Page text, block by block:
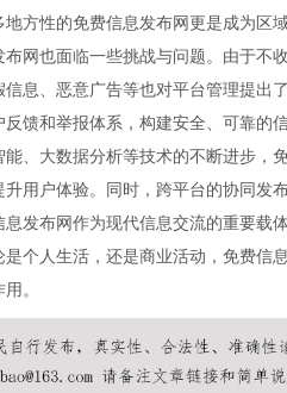
地方性的免费信息发布网更是成为区
布网也面临一些挑战与问题。由于不
信息、恶意广告等也对平台管理提出
反馈和举报体系，构建安全、可靠的
能、大数据分析等技术的不断进步，
升用户体验。同时，跨平台的协同发
息发布网作为现代信息交流的重要载
是个人生活，还是商业活动，免费信
。